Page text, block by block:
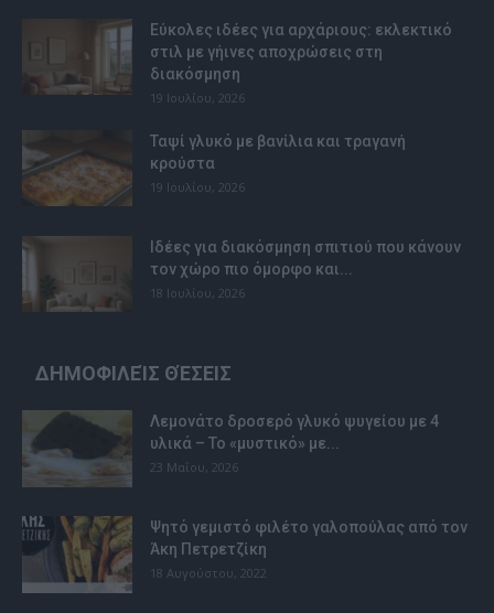
Εύκολες ιδέες για αρχάριους: εκλεκτικό
στιλ με γήινες αποχρώσεις στη
διακόσμηση
19 Ιουλίου, 2026
Ταψί γλυκό με βανίλια και τραγανή
κρούστα
19 Ιουλίου, 2026
Ιδέες για διακόσμηση σπιτιού που κάνουν
τον χώρο πιο όμορφο και...
18 Ιουλίου, 2026
ΔΗΜΟΦΙΛΕΊΣ ΘΈΣΕΙΣ
Λεμονάτο δροσερό γλυκό ψυγείου με 4
υλικά – Το «μυστικό» με...
23 Μαΐου, 2026
Ψητό γεμιστό φιλέτο γαλοπούλας από τον
Άκη Πετρετζίκη
18 Αυγούστου, 2022